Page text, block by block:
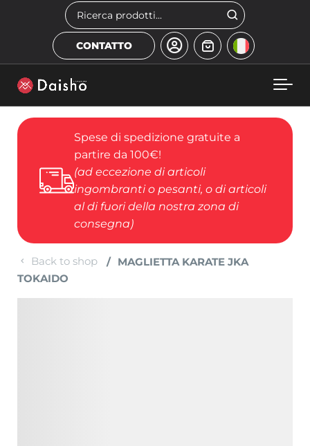
Skip to main content Cerca
CONTATTO
Spese di spedizione gratuite a
partire da 100€!
(ad eccezione di articoli
ingombranti o pesanti, o di articoli
al di fuori della nostra zona di
consegna)
Back to shop
MAGLIETTA KARATE JKA
TOKAIDO